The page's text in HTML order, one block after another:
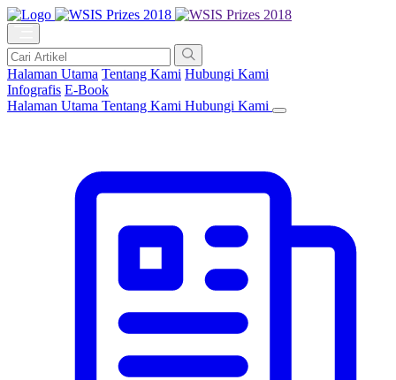
Halaman Utama Tentang Kami Hubungi Kami
Infografis E-Book
Halaman Utama Tentang Kami Hubungi Kami